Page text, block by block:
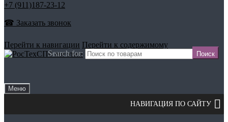
+7 (911)187-23-12
☎ Заказать звонок
Search for:
Перейти к навигации Перейти к содержимому
Меню